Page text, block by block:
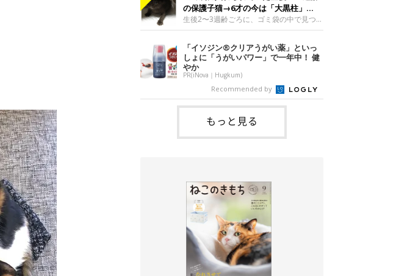
です。子猫時代のモモちゃん。
@Kingponzuその日は気温が35℃を
ちゃん（取材時1才／マンチカン）です。
こちらの動画は、ももちゃんが生後2カ月
を過ぎたころ、お迎え2日目に撮影された
ため、当時はケージの中で過ごしていまし
た。鳴いてアピールするももち
@shibainu_rintaro紹介するのは、
Instagramユーザー@shibainu_rintaroさ
んの愛猫・夏目（なつめ）ちゃん（取材時
3才）。工事現場で親猫とはぐれたとみら
れ、保護された当時は生後2カ月ほどだっ
たといいます。新しい飼い主を探すつもり
が……保護されてケージに入っている夏目
ちゃん。@shibainu_rintaro夏目ちゃんを
保護したのは、以前、飼い主さんの愛猫・
ちくわく
の保護子猫→6才の今は「大黒柱」
に！ 美しい黒猫に成長した姿にグッ
とくる
生後2〜3週齢ごろに、ゴミ袋の中で見つか
った小さな命。ミルクから育てられたその
子猫は今、家族に欠かせない存在へと成長
しました。ゴミ袋の中で見つかった、ミニ
モグラのような子猫よちよち歩きをしてい
たころの、生後2〜3週齢ごろのドンちゃ
ん。@doddou_1今回紹介するのは、
X（旧Twitter）ユーザー@doddou_1さん
の愛猫・ドンちゃん（取材時、推定6才／
本名：ドミトリー・ドンスコイ）。ドンち
ゃんは、保護猫でした。ドンちゃんが見つ
かったのは、飼い主さんの姉の勤め先の敷
「イソジン®クリアうがい薬」といっ
しょに「うがいパワー」で一年中！ 健
やか
PR(iNova｜Hugkum)
Recommended by
もっと見る